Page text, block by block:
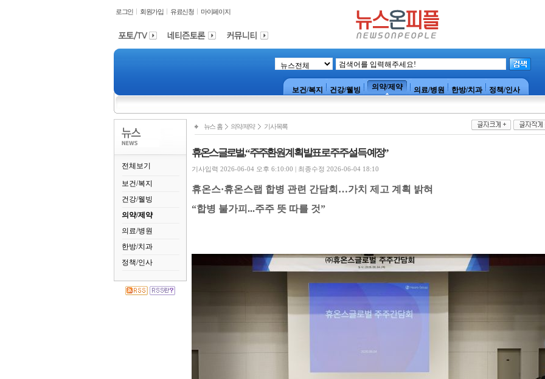
로그인 회원가입 유료신청 마이페이지
보건/복지 건강/웰빙 의약/제약 의료/병원 한방/치과 정책/인사
전체보기
보건/복지
건강/웰빙
의약/제약
의료/병원
한방/치과
정책/인사
뉴스 홈 의약/제약 기사목록
휴온스글로벌, “주주환원 계획 발표로 주주 설득 예정”
기사입력 2026-06-04 오후 6:10:00 | 최종수정 2026-06-04 18:10
휴온스·휴온스랩 합병 관련 간담회 …가치 제고 계획 밝혀
“합병 불가피 ...주주 뜻 따를 것”